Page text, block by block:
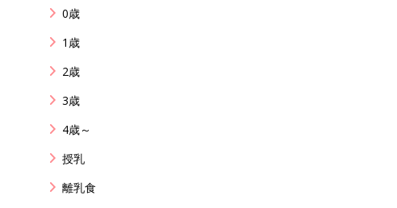
0歳
1歳
2歳
3歳
4歳～
授乳
離乳食